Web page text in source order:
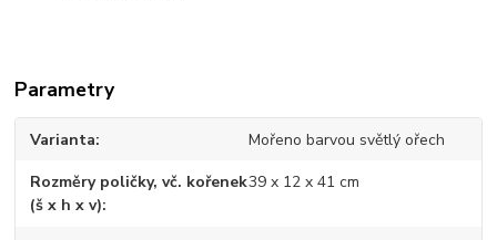
Parametry
Varianta Mořeno barvou světlý ořech
Rozměry poličky, vč. kořenek
(š x h x v)
39 x 12 x 41 cm